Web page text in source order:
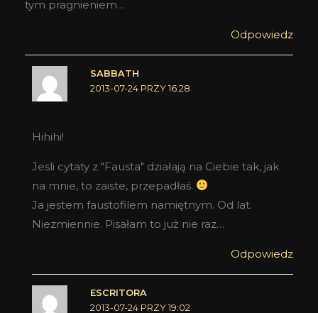
tym pragnieniem…
Odpowiedz
SABBATH
2013-07-24 PRZY 16:28
Hihihi!
Jesli cytaty z "Fausta" działają na Ciebie tak, jak
na mnie, to zaiste, przepadłaś.
Ja jestem faustofilem namiętnym. Od lat.
Niezmiennie. Pisałam to już nie raz…
Odpowiedz
ESCRITORA
2013-07-24 PRZY 19:02